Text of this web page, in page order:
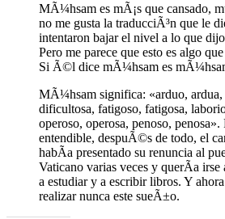
MÃ¼hsam es mÃ¡s que cansado,
no me gusta la traducciÃ³n que le
intentaron bajar el nivel a lo que
Pero me parece que esto es algo
Si Ã©l dice mÃ¼hsam es
MÃ¼hsam significa: «arduo,
dificultosa, fatigoso, fatigosa,
operoso, operosa, penoso, penosa».
entendible, despuÃ©s de todo, el
habÃ­a presentado su renuncia al
Vaticano varias veces y querÃ­a
a estudiar y a escribir libros. Y
realizar nunca este sueÃ±o.